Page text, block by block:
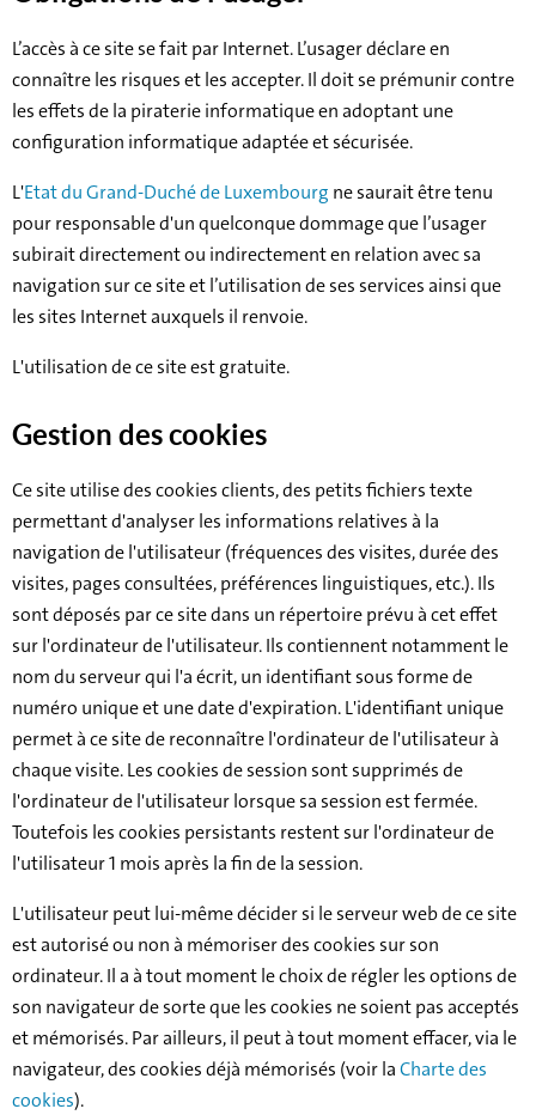
L’accès à ce site se fait par Internet. L’usager déclare en
connaître les risques et les accepter. Il doit se prémunir contre
les effets de la piraterie informatique en adoptant une
configuration informatique adaptée et sécurisée.
L'Etat du Grand-Duché de Luxembourg ne saurait être tenu
pour responsable d'un quelconque dommage que l’usager
subirait directement ou indirectement en relation avec sa
navigation sur ce site et l’utilisation de ses services ainsi que
les sites Internet auxquels il renvoie.
L'utilisation de ce site est gratuite.
Gestion des cookies
Ce site utilise des cookies clients, des petits fichiers texte
permettant d'analyser les informations relatives à la
navigation de l'utilisateur (fréquences des visites, durée des
visites, pages consultées, préférences linguistiques, etc.). Ils
sont déposés par ce site dans un répertoire prévu à cet effet
sur l'ordinateur de l'utilisateur. Ils contiennent notamment le
nom du serveur qui l'a écrit, un identifiant sous forme de
numéro unique et une date d'expiration. L'identifiant unique
permet à ce site de reconnaître l'ordinateur de l'utilisateur à
chaque visite. Les cookies de session sont supprimés de
l'ordinateur de l'utilisateur lorsque sa session est fermée.
Toutefois les cookies persistants restent sur l'ordinateur de
l'utilisateur 1 mois après la fin de la session.
L'utilisateur peut lui-même décider si le serveur web de ce site
est autorisé ou non à mémoriser des cookies sur son
ordinateur. Il a à tout moment le choix de régler les options de
son navigateur de sorte que les cookies ne soient pas acceptés
et mémorisés. Par ailleurs, il peut à tout moment effacer, via le
navigateur, des cookies déjà mémorisés (voir laCharte des
cookies).